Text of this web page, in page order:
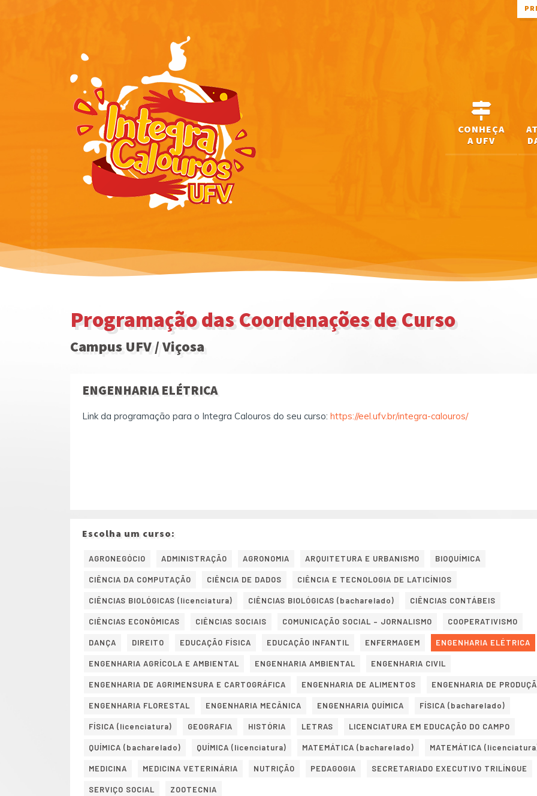
CONHEÇA
A UFV
Programação das Coordenações de Curso
Campus UFV / Viçosa
ENGENHARIA ELÉTRICA
Link da programação para o Integra Calouros do seu curso: https://eel.ufv.br/integra-calouros/
Escolha um curso:
AGRONEGÓCIO ADMINISTRAÇÃO AGRONOMIA ARQUITETURA E URBANISMO BIOQUÍMICA
CIÊNCIA DA COMPUTAÇÃO CIÊNCIA DE DADOS CIÊNCIA E TECNOLOGIA DE LATICÍNIOS
CIÊNCIAS BIOLÓGICAS (licenciatura) CIÊNCIAS BIOLÓGICAS (bacharelado) CIÊNCIAS CONTÁBEIS
CIÊNCIAS ECONÔMICAS CIÊNCIAS SOCIAIS COMUNICAÇÃO SOCIAL – JORNALISMO COOPERATIVISMO
DANÇA DIREITO EDUCAÇÃO FÍSICA EDUCAÇÃO INFANTIL ENFERMAGEM ENGENHARIA ELÉTRICA
ENGENHARIA AGRÍCOLA E AMBIENTAL ENGENHARIA AMBIENTAL ENGENHARIA CIVIL
ENGENHARIA DE AGRIMENSURA E CARTOGRÁFICA ENGENHARIA DE ALIMENTOS ENGENHARIA DE
ENGENHARIA FLORESTAL ENGENHARIA MECÂNICA ENGENHARIA QUÍMICA FÍSICA (bacharelado)
FÍSICA (licenciatura) GEOGRAFIA HISTÓRIA LETRAS LICENCIATURA EM EDUCAÇÃO DO CAMPO
QUÍMICA (bacharelado) QUÍMICA (licenciatura) MATEMÁTICA (bacharelado) MATEMÁTICA
MEDICINA MEDICINA VETERINÁRIA NUTRIÇÃO PEDAGOGIA SECRETARIADO EXECUTIVO TRILÍNGUE
SERVIÇO SOCIAL ZOOTECNIA